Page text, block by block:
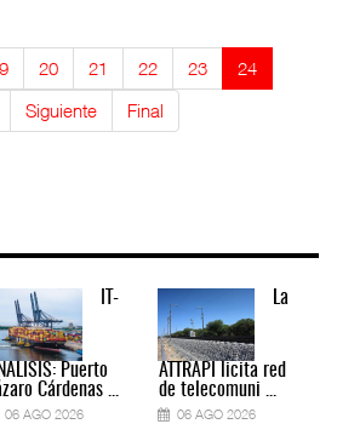
20 21 22 23
24
Siguiente Final
IT-
Puerto
Cárdenas ...
06 AGO 2026
La
ATTRAPI licita red
de telecomuni ...
06 AGO 2026